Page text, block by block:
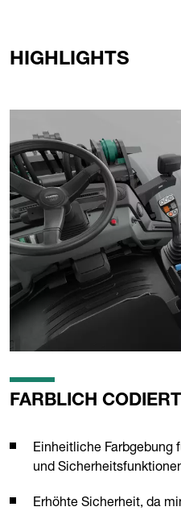
HIGHLIGHTS
FARBLICH
Einheitliche Farbgebung
und
Erhöhte Sicherheit, da